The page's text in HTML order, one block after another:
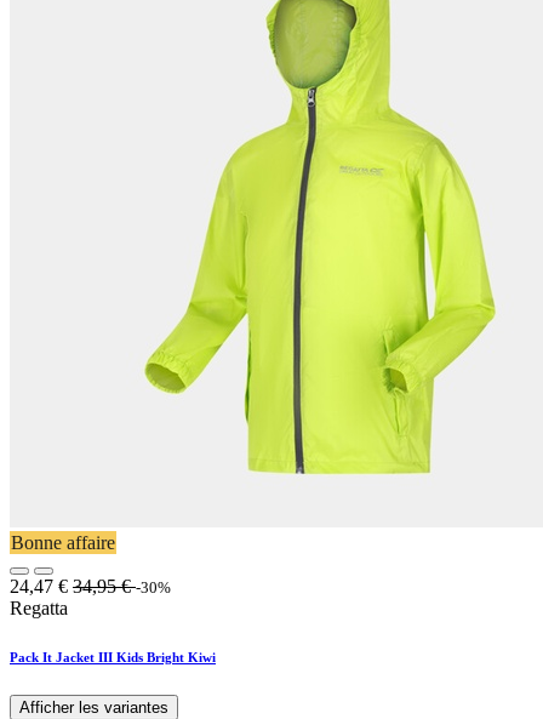
Bonne affaire
24,47 € 34,95€ -30%
Regatta
Pack It Jacket III Kids Bright Kiwi
Afficher les variantes